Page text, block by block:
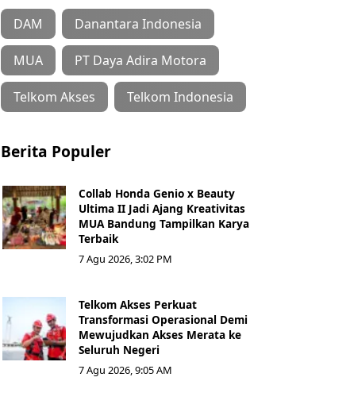
DAM Danantara Indonesia
MUA PT Daya Adira Motora
Telkom Akses Telkom Indonesia
Berita Populer
Collab Honda Genio x Beauty
Ultima II Jadi Ajang Kreativitas
MUA Bandung Tampilkan Karya
Terbaik
7 Agu 2026, 3:02 PM
Telkom Akses Perkuat
Transformasi Operasional Demi
Mewujudkan Akses Merata ke
Seluruh Negeri
7 Agu 2026, 9:05 AM